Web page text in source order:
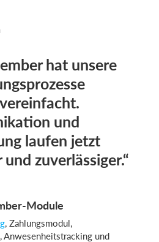
hat unsere
und
laufen jetzt
zuverlässiger.“
Module
, Zahlungsmodul,
Anwesenheitstracking und